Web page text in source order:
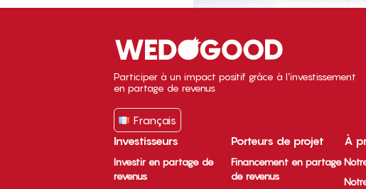
Participer à un impact positif grâce à l’investissement
en partage de revenus
Français
Investisseurs
Investir en partage de
revenus
Porteurs de projet
Financement en partage
de revenus
À